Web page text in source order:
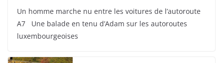
Un homme marche nu entre les voitures de l’autoroute
A7 Une balade en tenu d’Adam sur les autoroutes
luxembourgeoises